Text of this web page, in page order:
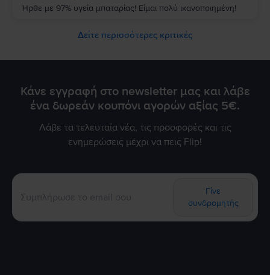
Ήρθε με 97% υγεία μπαταρίας! Είμαι πολύ ικανοποιημένη!
Δείτε περισσότερες κριτικές
Κάνε εγγραφή στο newsletter μας και λάβε
ένα δωρεάν κουπόνι αγορών αξίας 5€.
Λάβε τα τελευταία νέα, τις προσφορές και τις
ενημερώσεις μέχρι να πεις Flip!
Γίνε
συνδρομητής